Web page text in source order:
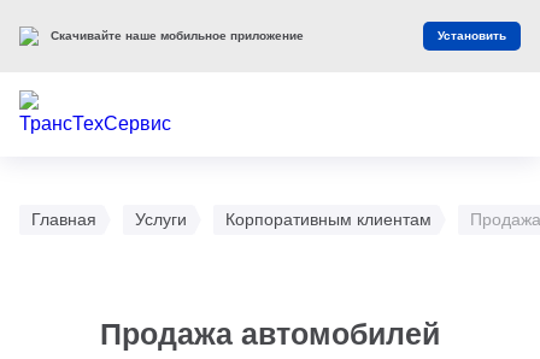
Главная Услуги Корпоративным клиентам
Продажа автомобилей
Скачивайте наше мобильное приложение Установить